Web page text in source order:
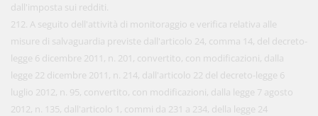
dall'imposta sui redditi.
212. A seguito dell'attività di monitoraggio e verifica relativa alle
misure di salvaguardia previste dall'articolo 24, comma 14, del decreto-
legge 6 dicembre 2011, n. 201, convertito, con modificazioni, dalla
legge 22 dicembre 2011, n. 214, dall'articolo 22 del decreto-legge 6
luglio 2012, n. 95, convertito, con modificazioni, dalla legge 7 agosto
2012, n. 135, dall'articolo 1, commi da 231 a 234, della legge 24